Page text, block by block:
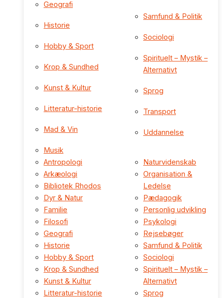
Geografi
Historie
Hobby & Sport
Krop & Sundhed
Kunst & Kultur
Litteratur-historie
Mad & Vin
Musik
Samfund & Politik
Sociologi
Spirituelt – Mystik –
Alternativt
Sprog
Transport
Uddannelse
Antropologi
Arkæologi
Bibliotek Rhodos
Dyr & Natur
Familie
Filosofi
Geografi
Historie
Hobby & Sport
Krop & Sundhed
Kunst & Kultur
Litteratur-historie
Naturvidenskab
Organisation &
Ledelse
Pædagogik
Personlig udvikling
Psykologi
Rejsebøger
Samfund & Politik
Sociologi
Spirituelt – Mystik –
Alternativt
Sprog